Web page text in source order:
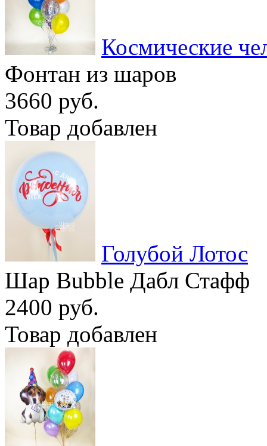
Космические
Фонтан из шаров
3660 руб.
Товар добавлен
Голубой Лотос
Шар Bubble Дабл Стафф
2400 руб.
Товар добавлен